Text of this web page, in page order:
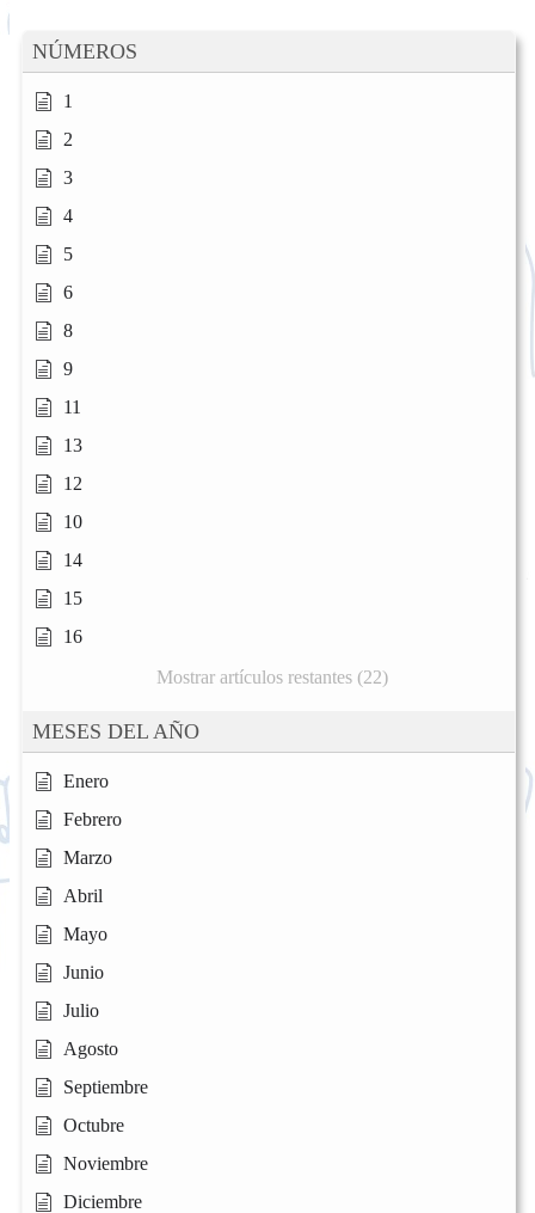
NÚMEROS
1
2
3
4
5
6
8
9
11
13
12
10
14
15
16
Mostrar artículos restantes (22)
MESES DEL AÑO
Enero
Febrero
Marzo
Abril
Mayo
Junio
Julio
Agosto
Septiembre
Octubre
Noviembre
Diciembre